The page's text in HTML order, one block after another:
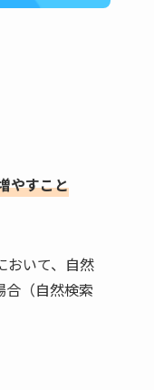
やすこと
おいて、自然
合（自然検索